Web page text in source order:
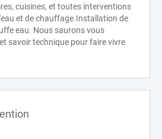
cuisines, et toutes interventions
et de chauffage.Installation de
eau. Nous saurons vous
savoir technique pour faire vivre